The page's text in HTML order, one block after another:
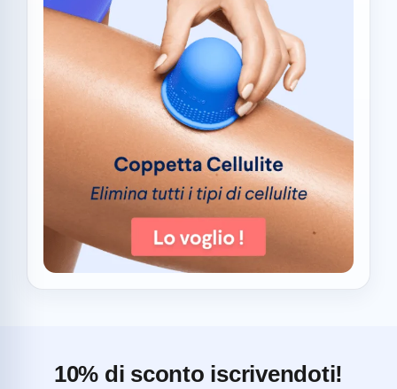
10% di sconto iscrivendoti!